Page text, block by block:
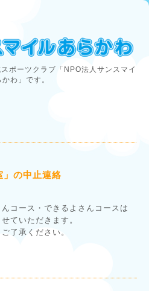
ポーツクラブ「NPO法人サンスマイ
わ」です。
」の中止連絡
コース・できるよさんコースは
ていただきます。
了承ください。